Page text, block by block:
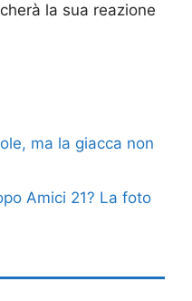
la sua reazione
ma la giacca non
Amici 21? La foto